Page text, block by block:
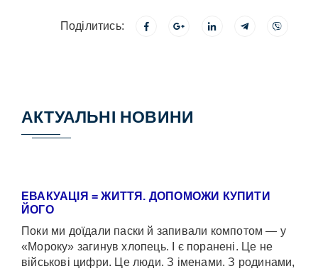
Поділитись:
АКТУАЛЬНІ НОВИНИ
ЕВАКУАЦІЯ = ЖИТТЯ. ДОПОМОЖИ КУПИТИ
ЙОГО
Поки ми доїдали паски й запивали компотом — у
«Мороку» загинув хлопець. І є поранені. Це не
військові цифри. Це люди. З іменами. З родинами,